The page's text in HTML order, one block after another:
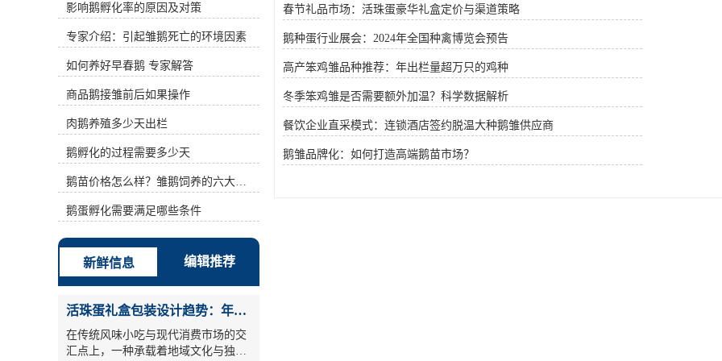
春节礼品市场：活珠蛋豪华礼盒定价与渠道策略
鹅种蛋行业展会：2024年全国种禽博览会预告
高产笨鸡雏品种推荐：年出栏量超万只的鸡种
冬季笨鸡雏是否需要额外加温？科学数据解析
餐饮企业直采模式：连锁酒店签约脱温大种鹅雏供应商
鹅雏品牌化：如何打造高端鹅苗市场？
2、温度合适。1～5日龄为25℃～
28℃，6～10日龄在23℃～26℃，11
～20日龄为20℃～24℃，21日龄以后
为17℃～20℃。3、精心饲喂。应守
时定量饲喂，宜选用少喂勤添多半饱
的喂法。雏鹅在出壳24小时后，要先
喂水后开食，喂浸泡的碎米和丝状青
菜。开食后前两天喂4～5次，4～10
35%，青菜占65%。11～20日龄时，
以青料为主。21日龄后，改为谷物类
饲料，每天喂4～5次。4、分隔育
雏。每批雏鹅都有大、中、小或强弱
之分，因而，有必要合理群，到达全
群成长均匀，发育规整的意图。育雏
应以小群为宜，每群50～80只，要做
到白日、黑夜逐群查看，用手把小鹅
操动4～5次，避免有雏鹅堆叠而形成
上面冻、中心热、下面压。5、当令
放牧。自开食后，要每隔一小时动身
一次，这样可调理温度，发出水汽。
7日龄后，挑选在晴朗无风气候，可
影响鹅孵化率的原因及对策
专家介绍：引起雏鹅死亡的环境因素
如何养好早春鹅 专家解答
商品鹅接雏前后如果操作
肉鹅养殖多少天出栏
鹅孵化的过程需要多少天
鹅苗价格怎么样？雏鹅饲养的六大要点！
鹅蛋孵化需要满足哪些条件
新鲜信息 编辑推荐
活珠蛋礼盒包装设计趋势：年节礼品市场突破方案
在传统风味小吃与现代消费市场的交
汇点上，一种承载着地域文化与独特